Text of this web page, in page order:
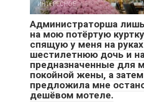
ИНТЕРЕСНОЕ
Администраторша
на мою потёртую
спящую у меня на руках
шестилетнюю дочь и
предназначенные для
покойной жены, а затем
предложила мне
дешёвом мотеле.